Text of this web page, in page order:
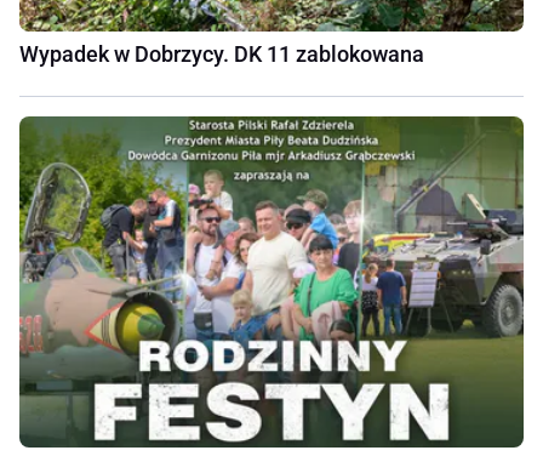
Wypadek w Dobrzycy. DK 11 zablokowana